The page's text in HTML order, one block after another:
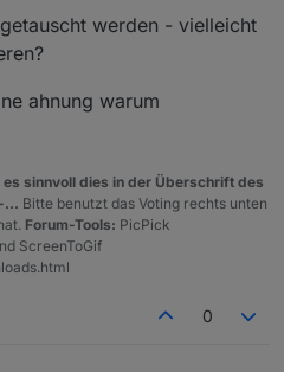
werden - vielleicht
ahnung warum
sinnvoll dies in der Überschrift des
... Bitte benutzt das Voting rechts unten
Forum-Tools: PicPick
ScreenToGif
0